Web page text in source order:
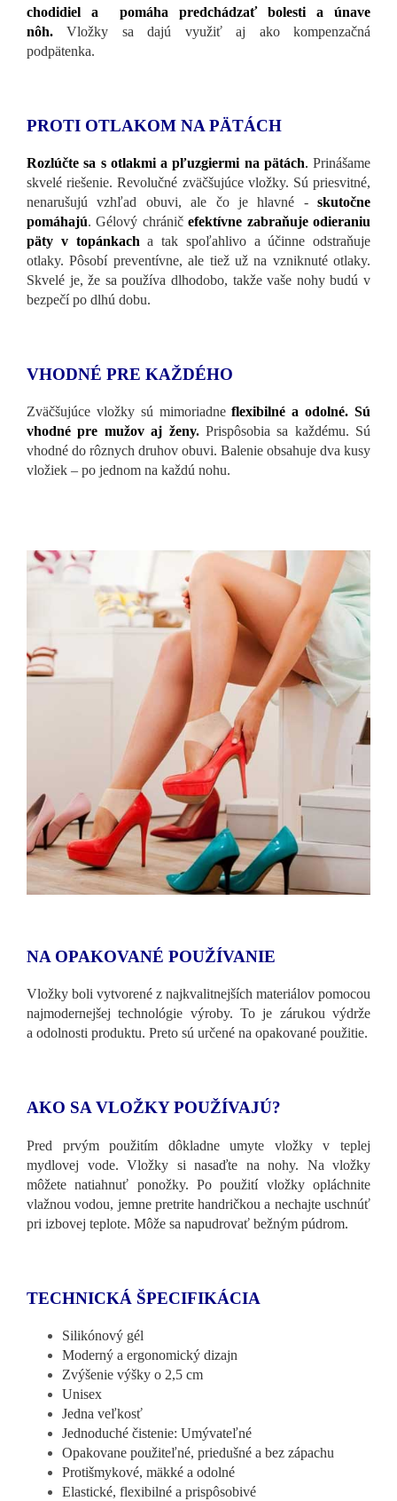
chodidiel a pomáha predchádzať bolesti a únave
nôh.
Vložky sa dajú využiť aj ako kompenzačná
podpätenka.
PROTI OTLAKOM NA PÄTÁCH
Rozlúčte sa s otlakmi a pľuzgiermi na pätách. Prinášame
skvelé riešenie. Revolučné zväčšujúce vložky. Sú priesvitné,
nenarušujú vzhľad obuvi, ale čo je hlavné - skutočne
pomáhajú. Gélový chráničefektívne zabraňuje odieraniu
päty v topánkach a tak spoľahlivo a účinne odstraňuje
otlaky. Pôsobí preventívne, ale tiež už na vzniknuté otlaky.
Skvelé je, že sa používa dlhodobo, takže vaše nohy budú v
bezpečí po dlhú dobu.
VHODNÉ PRE KAŽDÉHO
Zväčšujúce vložky sú mimoriadne flexibilné a odolné. Sú
vhodné pre mužov aj ženy.Prispôsobia sa každému. Sú
vhodné do rôznych druhov obuvi. Balenie obsahuje dva kusy
vložiek – po jednom na každú nohu.
NA OPAKOVANÉ POUŽÍVANIE
Vložky boli vytvorené z najkvalitnejších materiálov pomocou
najmodernejšej technológie výroby. To je zárukou výdrže
a odolnosti produktu. Preto sú určené na opakované použitie.
AKO SA VLOŽKY POUŽÍVAJÚ?
Pred prvým použitím dôkladne umyte vložky v teplej
mydlovej vode. Vložky si nasaďte na nohy. Na vložky
môžete natiahnuť ponožky. Po použití vložky opláchnite
vlažnou vodou, jemne pretrite handričkou a nechajte uschnúť
pri izbovej teplote. Môže sa napudrovať bežným púdrom.
TECHNICKÁ ŠPECIFIKÁCIA
Silikónový gél
Moderný a ergonomický dizajn
Zvýšenie výšky o 2,5 cm
Unisex
Jedna veľkosť
Jednoduché čistenie: Umývateľné
Opakovane použiteľné, priedušné a bez zápachu
Protišmykové, mäkké a odolné
Elastické, flexibilné a prispôsobivé